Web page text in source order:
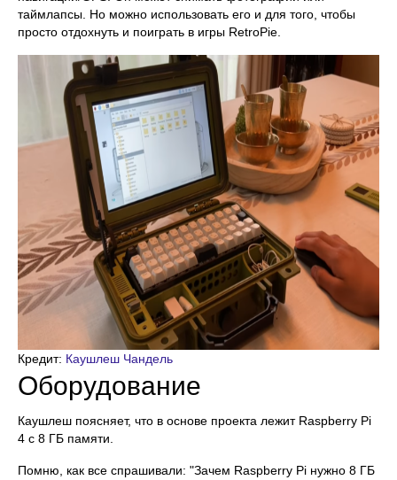
таймлапсы. Но можно использовать его и для того, чтобы
просто отдохнуть и поиграть в игры RetroPie.
Кредит: Каушлеш Чандель
Оборудование
Каушлеш поясняет, что в основе проекта лежит Raspberry Pi
4 с 8 ГБ памяти.
Помню, как все спрашивали: "Зачем Raspberry Pi нужно 8 ГБ